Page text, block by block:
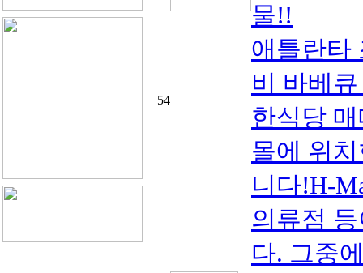
54
물!!
애틀란타
비 바베
한식당
몰에 위
니다!H-
의류점
다. 그중